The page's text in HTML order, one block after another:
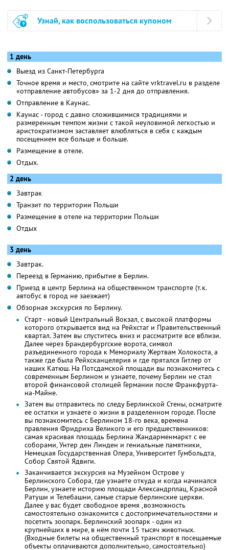
Узнай, как воспользоваться купоном
1 день
Выезд из Санкт-Петербурга
Точное время и место, смотрите на сайте vrktravel.ru в разделе
«отправление автобусов» за 1-2 дня до отправления.
Отправление в Каунас.
Каунас - город с давно сложившимися традициями и
размеренным темпом жизни с такой неуловимой легкостью и
аристократизмом заставляет влюбляться в себя с каждым
посещением все больше и больше.
Размещение в отеле.
Отдых.
2 день
Завтрак
Транзит по территории Польши
Размещение в отеле на территории Польши
Отдых
3 день
Завтрак.
Переезд в Германию, прибытие в Берлин.
Приезд в центр Берлина на общественном транспорте (т.к.
автобус в город не заезжает)
Обзорная экскурсия по Берлину.
Старт - новый Центральный Вокзал, с высокой платформы
которого открывается вид на Рейхстаг и Правительственный
квартал. Затем вы спуститесь вниз и рассматрите все вблизи.
Далее через Брандербургские ворота, символ
разъединенного города к Мемориалу Жертвам Холокоста, а
также где была Рейхсканцелярия и где прятался Гитлер от
наших Катюш. На Потсдамской площади вы познакомитесь с
современным Берлином и узнаете, почему Берлин не стал
второй финансовой столицей Германии после Франкфурта-
на-Майне.
Затем вы отправитесь по следу Берлинской Стены, осматрите
ее остатки и узнаете о жизни в разделенном городе. После
вы познакомитесь с Берлином 18-го века, времена
правления Фридриха Великого и его предшественников:
самая красивая площадь Берлина Жандарменмаркт с ее
соборами, Унтер ден Линден и гениальные памятники,
Немецкая Государственная Опера, Университет Гумбольдта,
Собор Святой Ядвиги.
Заканчивается экскурсия на Музейном Острове у
Берлинского Собора, где узнаете откуда и когда начинался
Берлин, узнаете историю площади Александрплац, Красной
Ратуши и Телебашни, самые старые берлинские церкви.
Далее у вас будет свободное время ,возможность
самостоятельно ознакомится с достопримечательностями и
посетить зоопарк. Берлинский зоопарк - один из
крупнейших в мире, в нём почти 15 тысяч животных.
(Входные билеты на общественный транспорт в посещаемые
объекты оплачиваются дополнительно, самостоятельно)